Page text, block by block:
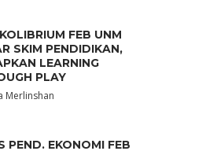
FEB UNM
SKIM PENDIDIKAN,
LEARNING
PLAY
Merlinshan
PEND. EKONOMI FEB